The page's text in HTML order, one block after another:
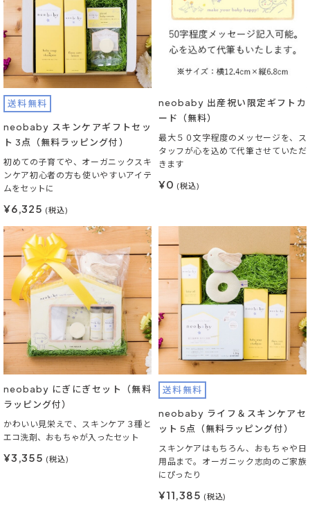
送料無料
neobaby スキンケアギフトセッ
ト 3点（無料ラッピング付）
初めての子育てや、オーガニックスキ
ンケア初心者の方も使いやすいアイテ
ムをセットに
¥6,325 (税込)
neobaby 出産祝い限定ギフトカ
ード（無料）
最大５０文字程度のメッセージを、ス
タッフが心を込めて代筆させていただ
きます
¥0 (税込)
neobaby にぎにぎセット（無料
ラッピング付）
かわいい見栄えで、スキンケア３種と
エコ洗剤、おもちゃが入ったセット
¥3,355 (税込)
送料無料
neobaby ライフ＆スキンケアセ
ット 5点（無料ラッピング付）
スキンケアはもちろん、おもちゃや日
用品まで。オーガニック志向のご家族
にぴったり
¥11,385 (税込)